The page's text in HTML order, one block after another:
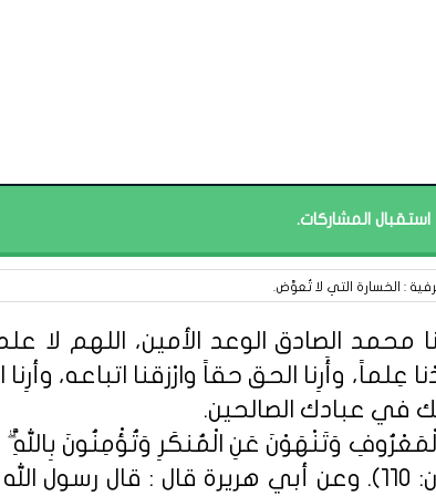
المشاركات.
الأول 1373
الصادق الوعد الأمين، اللهم لا
وأَرِنا الحق حقاً وارْزقنا اتباعه، وأرِنا
في عبادك الصالحين.
وَتَنْهَوْنَ عَنِ الْمُنكَرِ وَتُؤْمِنُونَ بِاللَّهِ
مِّنْهُمُ الْمُؤْمِنُونَ وَأَكْثَرُهُمُ الْفَاسِقُونَ} (سورة آل عمران: 110). وعن